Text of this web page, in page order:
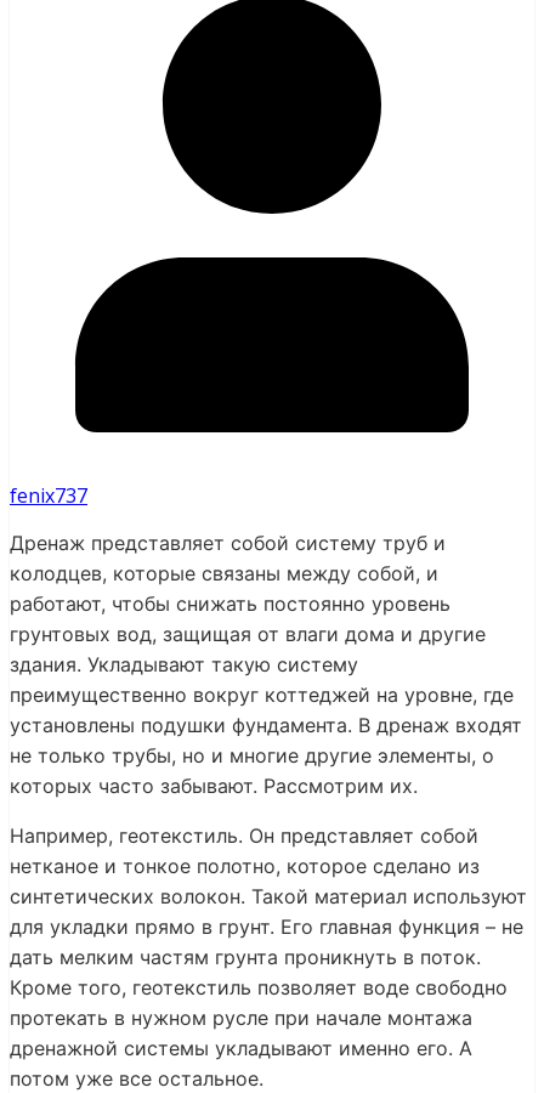
fenix737
Дренаж представляет собой систему труб и
колодцев, которые связаны между собой, и
работают, чтобы снижать постоянно уровень
грунтовых вод, защищая от влаги дома и другие
здания. Укладывают такую систему
преимущественно вокруг коттеджей на уровне, где
установлены подушки фундамента. В дренаж входят
не только трубы, но и многие другие элементы, о
которых часто забывают. Рассмотрим их.
Например, геотекстиль. Он представляет собой
нетканое и тонкое полотно, которое сделано из
синтетических волокон. Такой материал используют
для укладки прямо в грунт. Его главная функция – не
дать мелким частям грунта проникнуть в поток.
Кроме того, геотекстиль позволяет воде свободно
протекать в нужном русле при начале монтажа
дренажной системы укладывают именно его. А
потом уже все остальное.